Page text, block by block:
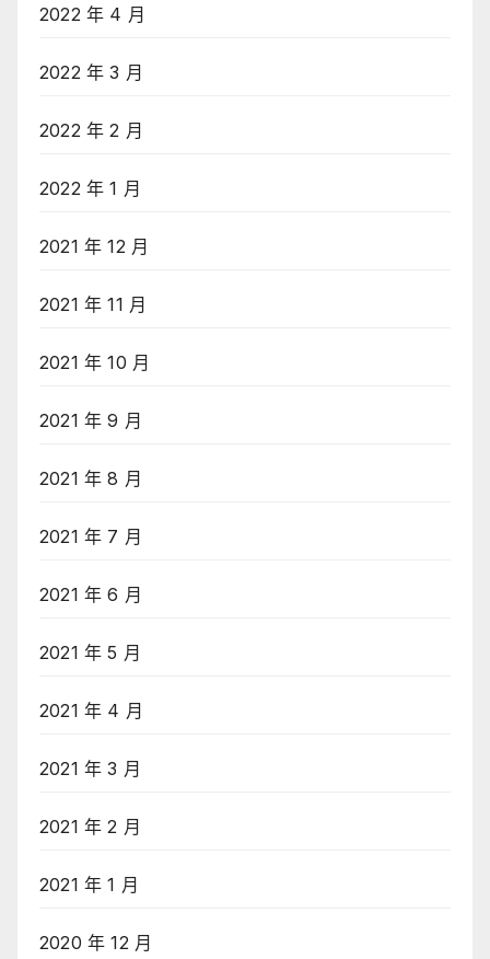
2022 年 4 月
2022 年 3 月
2022 年 2 月
2022 年 1 月
2021 年 12 月
2021 年 11 月
2021 年 10 月
2021 年 9 月
2021 年 8 月
2021 年 7 月
2021 年 6 月
2021 年 5 月
2021 年 4 月
2021 年 3 月
2021 年 2 月
2021 年 1 月
2020 年 12 月